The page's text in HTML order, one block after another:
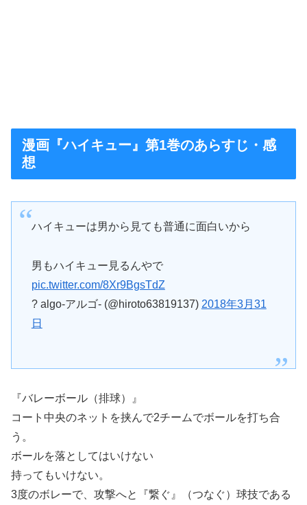
漫画『ハイキュー』第1巻のあらすじ・感
想
ハイキューは男から見ても普通に面白いから
男もハイキュー見るんやで
pic.twitter.com/8Xr9BgsTdZ
? algo-アルゴ- (@hiroto63819137) 2018年3月31
日
『バレーボール（排球）』
コート中央のネットを挟んで2チームでボールを打ち合
う。
ボールを落としてはいけない
持ってもいけない。
3度のボレーで、攻撃へと『繋ぐ』（つなぐ）球技である